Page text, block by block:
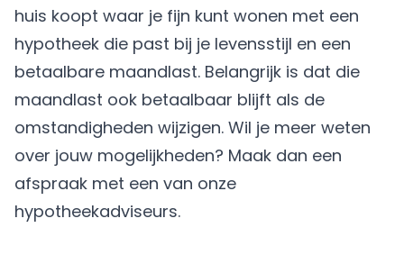
huis koopt waar je fijn kunt wonen met een
hypotheek die past bij je levensstijl en een
betaalbare maandlast. Belangrijk is dat die
maandlast ook betaalbaar blijft als de
omstandigheden wijzigen. Wil je meer weten
over jouw mogelijkheden? Maak dan een
afspraak met een van onze
hypotheekadviseurs.